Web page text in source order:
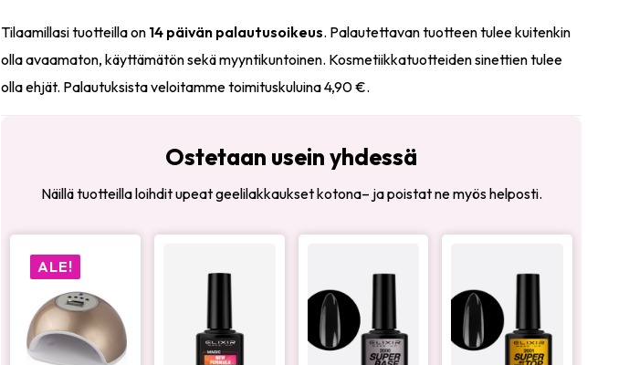
Tilaamillasi tuotteilla on 14 päivän palautusoikeus. Palautettavan tuotteen tulee kuitenkin
olla avaamaton, käyttämätön sekä myyntikuntoinen. Kosmetiikkatuotteiden sinettien tulee
olla ehjät. Palautuksista veloitamme toimituskuluina 4,90 €.
Ostetaan usein yhdessä
Näillä tuotteilla loihdit upeat geelilakkaukset kotona– ja poistat ne myös helposti.
ALE!